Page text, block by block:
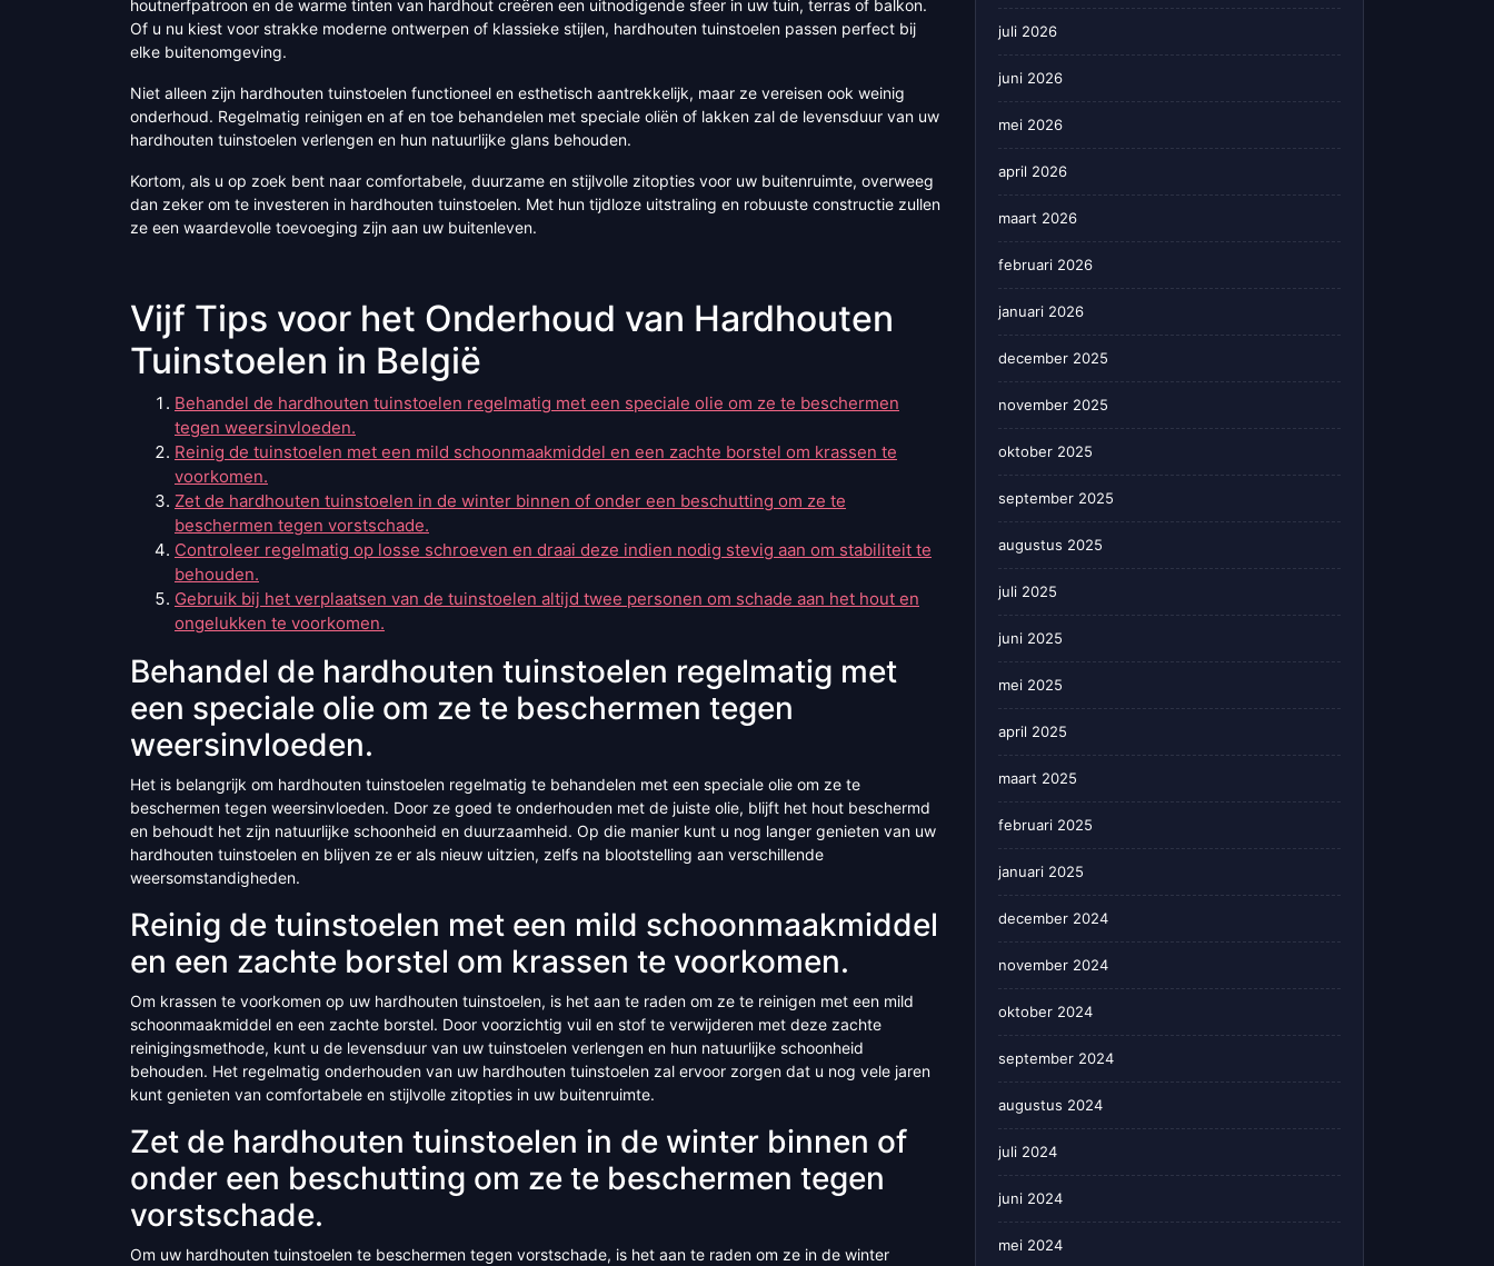
houtnerfpatroon en de warme tinten van hardhout creëren een uitnodigende sfeer in uw tuin, terras of balkon.
Of u nu kiest voor strakke moderne ontwerpen of klassieke stijlen, hardhouten tuinstoelen passen perfect bij
elke buitenomgeving.
Niet alleen zijn hardhouten tuinstoelen functioneel en esthetisch aantrekkelijk, maar ze vereisen ook weinig
onderhoud. Regelmatig reinigen en af en toe behandelen met speciale oliën of lakken zal de levensduur van uw
hardhouten tuinstoelen verlengen en hun natuurlijke glans behouden.
Kortom, als u op zoek bent naar comfortabele, duurzame en stijlvolle zitopties voor uw buitenruimte, overweeg
dan zeker om te investeren in hardhouten tuinstoelen. Met hun tijdloze uitstraling en robuuste constructie zullen
ze een waardevolle toevoeging zijn aan uw buitenleven.
Vijf Tips voor het Onderhoud van Hardhouten
Tuinstoelen in België
Behandel de hardhouten tuinstoelen regelmatig met een speciale olie om ze te beschermen
tegen weersinvloeden.
Reinig de tuinstoelen met een mild schoonmaakmiddel en een zachte borstel om krassen te
voorkomen.
Zet de hardhouten tuinstoelen in de winter binnen of onder een beschutting om ze te
beschermen tegen vorstschade.
Controleer regelmatig op losse schroeven en draai deze indien nodig stevig aan om stabiliteit te
behouden.
Gebruik bij het verplaatsen van de tuinstoelen altijd twee personen om schade aan het hout en
ongelukken te voorkomen.
Behandel de hardhouten tuinstoelen regelmatig met
een speciale olie om ze te beschermen tegen
weersinvloeden.
Het is belangrijk om hardhouten tuinstoelen regelmatig te behandelen met een speciale olie om ze te
beschermen tegen weersinvloeden. Door ze goed te onderhouden met de juiste olie, blijft het hout beschermd
en behoudt het zijn natuurlijke schoonheid en duurzaamheid. Op die manier kunt u nog langer genieten van uw
hardhouten tuinstoelen en blijven ze er als nieuw uitzien, zelfs na blootstelling aan verschillende
weersomstandigheden.
Reinig de tuinstoelen met een mild schoonmaakmiddel
en een zachte borstel om krassen te voorkomen.
Om krassen te voorkomen op uw hardhouten tuinstoelen, is het aan te raden om ze te reinigen met een mild
schoonmaakmiddel en een zachte borstel. Door voorzichtig vuil en stof te verwijderen met deze zachte
reinigingsmethode, kunt u de levensduur van uw tuinstoelen verlengen en hun natuurlijke schoonheid
behouden. Het regelmatig onderhouden van uw hardhouten tuinstoelen zal ervoor zorgen dat u nog vele jaren
kunt genieten van comfortabele en stijlvolle zitopties in uw buitenruimte.
Zet de hardhouten tuinstoelen in de winter binnen of
onder een beschutting om ze te beschermen tegen
vorstschade.
Om uw hardhouten tuinstoelen te beschermen tegen vorstschade, is het aan te raden om ze in de winter
juli 2026
juni 2026
mei 2026
april 2026
maart 2026
februari 2026
januari 2026
december 2025
november 2025
oktober 2025
september 2025
augustus 2025
juli 2025
juni 2025
mei 2025
april 2025
maart 2025
februari 2025
januari 2025
december 2024
november 2024
oktober 2024
september 2024
augustus 2024
juli 2024
juni 2024
mei 2024